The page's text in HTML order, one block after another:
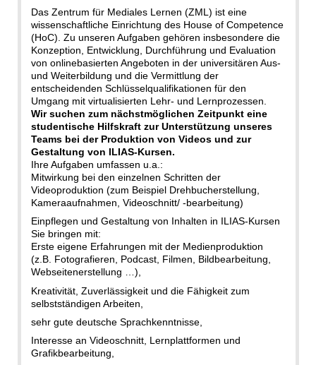
Das Zentrum für Mediales Lernen (ZML) ist eine
wissenschaftliche Einrichtung des House of Competence
(HoC). Zu unseren Aufgaben gehören insbesondere die
Konzeption, Entwicklung, Durchführung und Evaluation
von onlinebasierten Angeboten in der universitären Aus-
und Weiterbildung und die Vermittlung der
entscheidenden Schlüsselqualifikationen für den
Umgang mit virtualisierten Lehr- und Lernprozessen.
Wir suchen zum nächstmöglichen Zeitpunkt eine
studentische Hilfskraft zur Unterstützung unseres
Teams bei der Produktion von Videos und zur
Gestaltung von ILIAS-Kursen.
Ihre Aufgaben umfassen u.a.:
Mitwirkung bei den einzelnen Schritten der
Videoproduktion (zum Beispiel Drehbucherstellung,
Kameraaufnahmen, Videoschnitt/ -bearbeitung)
Einpflegen und Gestaltung von Inhalten in ILIAS-Kursen
Sie bringen mit:
Erste eigene Erfahrungen mit der Medienproduktion
(z.B. Fotografieren, Podcast, Filmen, Bildbearbeitung,
Webseitenerstellung …),
Kreativität, Zuverlässigkeit und die Fähigkeit zum
selbstständigen Arbeiten,
sehr gute deutsche Sprachkenntnisse,
Interesse an Videoschnitt, Lernplattformen und
Grafikbearbeitung,